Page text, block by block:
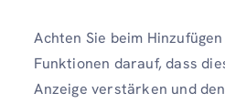
Achten Sie beim
Funktionen darauf, dass
Anzeige verstärken und